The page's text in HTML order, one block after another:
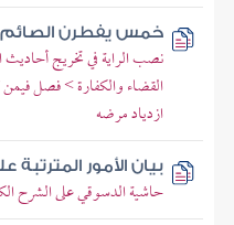
خمس يفطرن الصائم
نصب الراية في تخريج
القضاء والكفارة > فصل
ازدياد مرضه
بيان الأمور
حاشية الدسوقي على الشرح